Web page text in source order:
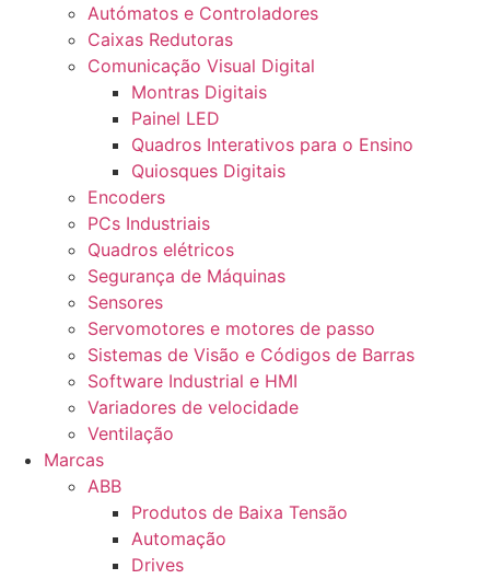
Autómatos e Controladores
Caixas Redutoras
Comunicação Visual Digital
Montras Digitais
Painel LED
Quadros Interativos para o Ensino
Quiosques Digitais
Encoders
PCs Industriais
Quadros elétricos
Segurança de Máquinas
Sensores
Servomotores e motores de passo
Sistemas de Visão e Códigos de Barras
Software Industrial e HMI
Variadores de velocidade
Ventilação
Marcas
ABB
Produtos de Baixa Tensão
Automação
Drives